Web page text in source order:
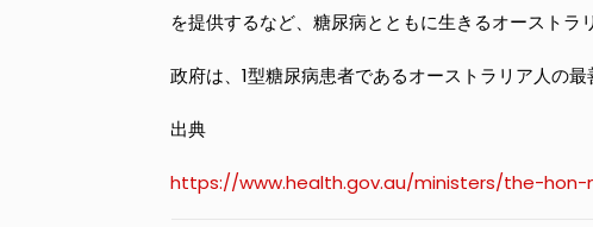
を提供するなど、糖尿病とともに生きるオーストラ
政府は、1型糖尿病患者であるオーストラリア人の最
出典
https://www.health.gov.au/ministers/the-